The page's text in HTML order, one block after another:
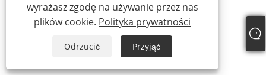
wyrażasz zgodę na używanie przez nas
plików cookie. Polityka prywatności
Odrzucić Przyjąć